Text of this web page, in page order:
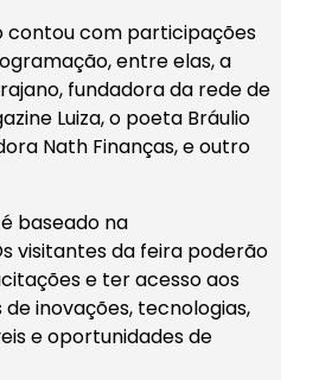
contou com participações
entre elas, a
fundadora da rede de
Luiza, o poeta Bráulio
Nath Finanças, e outro
baseado na
visitantes da feira poderão
e ter acesso aos
inovações, tecnologias,
e oportunidades de